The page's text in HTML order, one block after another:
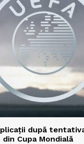
după
Cupa Mondială